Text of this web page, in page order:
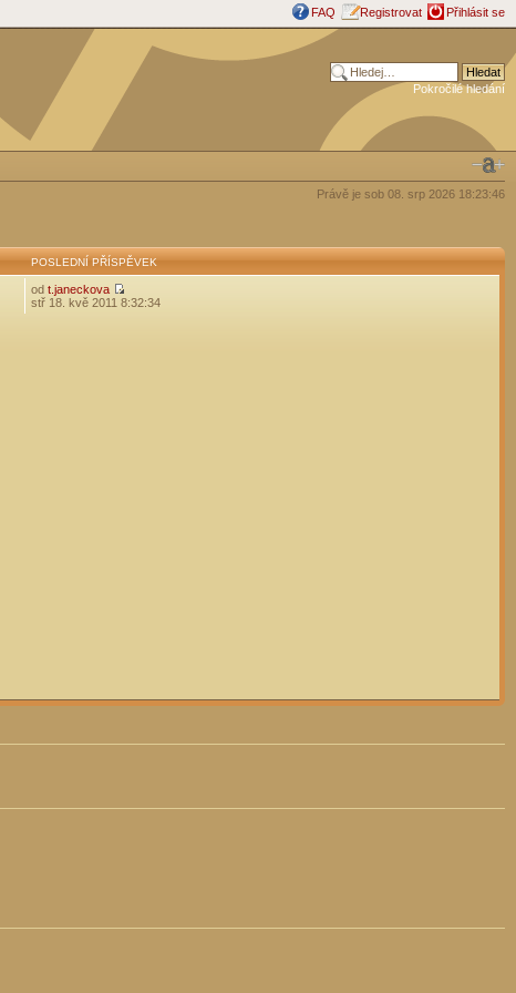
FAQ Registrovat Přihlásit se
Pokročilé hledání
Právě je sob 08. srp 2026 18:23:46
POSLEDNÍ PŘÍSPĚVEK
od t.janeckova
stř 18. kvě 2011 8:32:34